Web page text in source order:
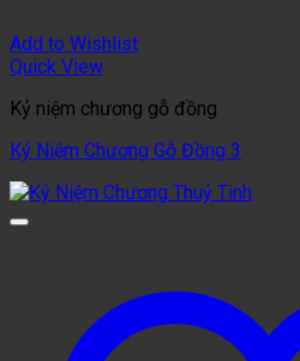
Add to Wishlist
Quick View
Kỷ niệm chương gỗ đồng
Kỷ Niệm Chương Gỗ Đồng 3